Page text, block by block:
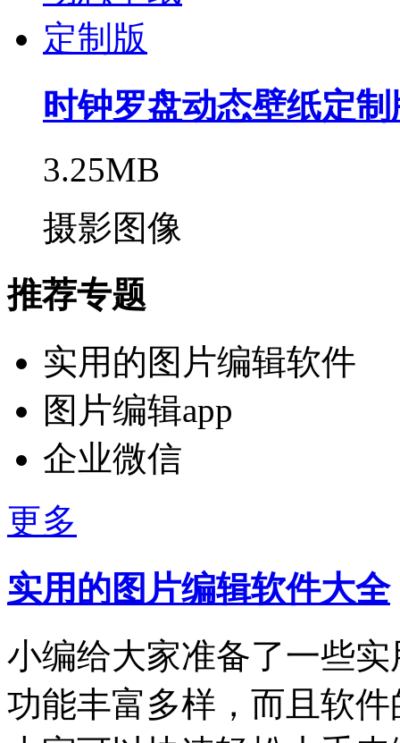
时钟罗盘动态壁纸定制
3.25MB
摄影图像
推荐专题
实用的图片编辑软件
图片编辑app
企业微信
更多
实用的图片编辑软件大全
小编给大家准备了一些
功能丰富多样，而且软